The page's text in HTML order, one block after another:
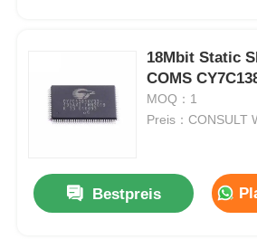
18Mbit Static
COMS
MOQ：1
Preis：CONSULT
Bestpreis